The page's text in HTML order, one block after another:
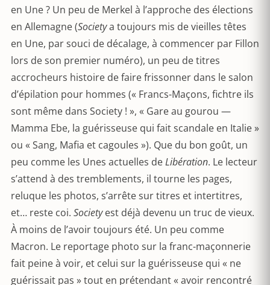
en Une ? Un peu de Merkel à l’approche des élections
en Allemagne (Societya toujours mis de vieilles têtes
en Une, par souci de décalage, à commencer par Fillon
lors de son premier numéro), un peu de titres
accrocheurs histoire de faire frissonner dans le salon
d’épilation pour hommes (« Francs-Maçons, fichtre ils
sont même dans Society ! », « Gare au gourou —
Mamma Ebe, la guérisseuse qui fait scandale en Italie »
ou « Sang, Mafia et cagoules »). Que du bon goût, un
peu comme les Unes actuelles deLibération. Le lecteur
s’attend à des tremblements, il tourne les pages,
reluque les photos, s’arrête sur titres et intertitres,
et… reste coi. Societyest déjà devenu un truc de vieux.
À moins de l’avoir toujours été. Un peu comme
Macron. Le reportage photo sur la franc-maçonnerie
fait peine à voir, et celui sur la guérisseuse qui « ne
guérissait pas » tout en prétendant « avoir rencontré